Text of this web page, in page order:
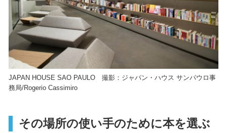
JAPAN HOUSE SAO PAULO 撮影：ジャパン・ハウス サンパウロ事
務局/Rogerio Cassimiro
その場所の使い手のために本を選ぶ